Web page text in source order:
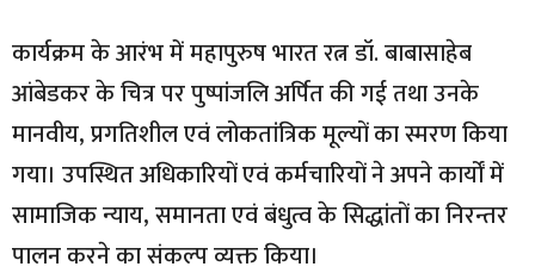
कार्यक्रम के आरंभ में महापुरुष भारत रत्न डॉ. बाबासाहेब
आंबेडकर के चित्र पर पुष्पांजलि अर्पित की गई तथा उनके
मानवीय, प्रगतिशील एवं लोकतांत्रिक मूल्यों का स्मरण किया
गया। उपस्थित अधिकारियों एवं कर्मचारियों ने अपने कार्यों में
सामाजिक न्याय, समानता एवं बंधुत्व के सिद्धांतों का निरन्तर
पालन करने का संकल्प व्यक्त किया।